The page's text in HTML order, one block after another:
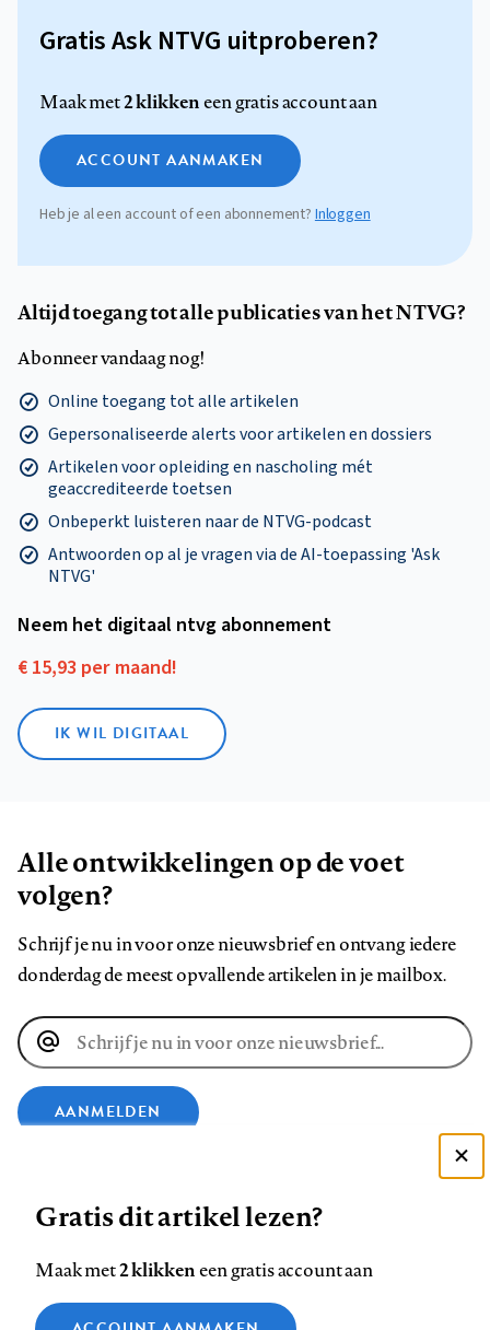
Gratis Ask NTVG uitproberen?
Maak met2 klikkeneen gratis account aan
ACCOUNT AANMAKEN
Heb je al een account of een abonnement?Inloggen
Altijd toegang tot alle publicaties van het NTVG?
Abonneer vandaag nog!
Online toegang tot alle artikelen
Gepersonaliseerde alerts voor artikelen en dossiers
Artikelen voor opleiding en nascholing mét
geaccrediteerde toetsen
Onbeperkt luisteren naar de NTVG-podcast
Antwoorden op al je vragen via de AI-toepassing 'Ask
NTVG'
Neem het digitaal ntvg abonnement
€ 15,93 per maand!
IK WIL DIGITAAL
Alle ontwikkelingen op de voet
volgen?
Schrijf je nu in voor onze nieuwsbrief en ontvang iedere
donderdag de meest opvallende artikelen in je mailbox.
E-
mailadres
AANMELDEN
op
op
op
ons
op
Gratis dit artikel lezen?
Maak met2 klikkeneen gratis account aan
Zie onze cookie policy